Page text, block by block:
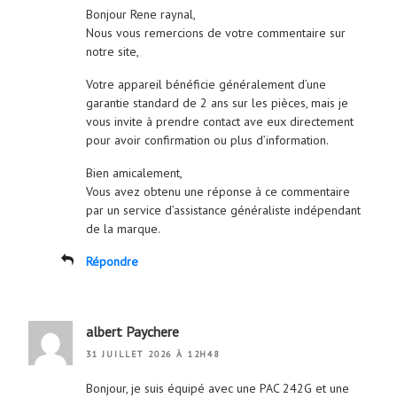
Bonjour Rene raynal,
Nous vous remercions de votre commentaire sur
notre site,
Votre appareil bénéficie généralement d’une
garantie standard de 2 ans sur les pièces, mais je
vous invite à prendre contact ave eux directement
pour avoir confirmation ou plus d’information.
Bien amicalement,
Vous avez obtenu une réponse à ce commentaire
par un service d’assistance généraliste indépendant
de la marque.
Répondre
albert Paychere
31 JUILLET 2026 À 12H48
Bonjour, je suis équipé avec une PAC 242G et une